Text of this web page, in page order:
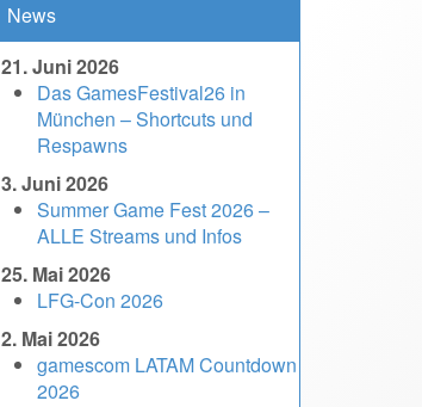
News
21. Juni 2026
Das GamesFestival26 in
München – Shortcuts und
Respawns
3. Juni 2026
Summer Game Fest 2026 –
ALLE Streams und Infos
25. Mai 2026
LFG-Con 2026
2. Mai 2026
gamescom LATAM Countdown
2026